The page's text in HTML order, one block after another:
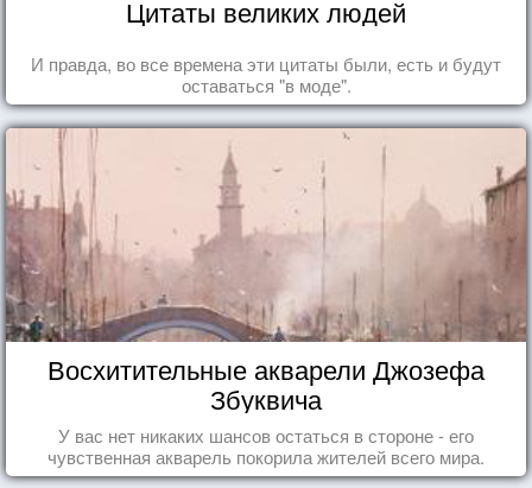
Цитаты великих людей
И правда, во все времена эти цитаты были, есть и будут
оставаться "в моде".
Восхитительные акварели Джозефа
Збуквича
У вас нет никаких шансов остаться в стороне - его
чувственная акварель покорила жителей всего мира.